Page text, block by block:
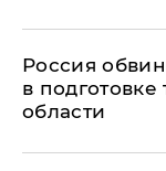
Россия
в
области